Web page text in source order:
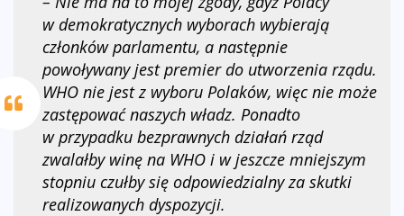
w demokratycznych wyborach wybierają
członków parlamentu, a następnie
powoływany jest premier do utworzenia rządu.
WHO nie jest z wyboru Polaków, więc nie może
zastępować naszych władz. Ponadto
w przypadku bezprawnych działań rząd
zwalałby winę na WHO i w jeszcze mniejszym
stopniu czułby się odpowiedzialny za skutki
realizowanych dyspozycji.